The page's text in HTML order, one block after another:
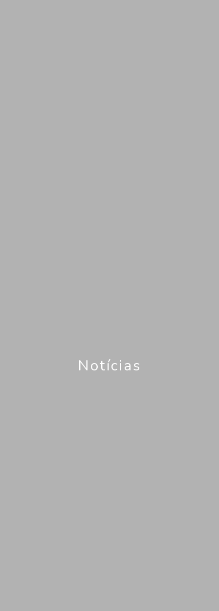
Notícias